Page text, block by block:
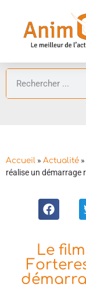
Accueil » Actualité »
réalise un démarrage
Le